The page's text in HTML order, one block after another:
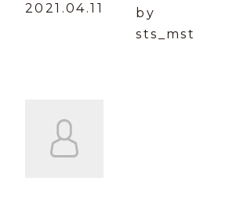
2021.04.11
by
sts_mst